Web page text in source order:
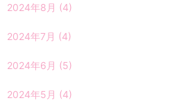
2024年8月 (4)
2024年7月 (4)
2024年6月 (5)
2024年5月 (4)